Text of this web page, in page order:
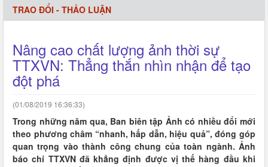
TRAO ĐỔI - THẢO LUẬN
Nâng cao chất lượng ảnh thời sự
TTXVN: Thẳng thắn nhìn nhận để tạo
đột phá
(01/08/2019 16:36:33)
Trong những năm qua, Ban biên tập Ảnh có nhiều đổi mới
theo phương châm “nhanh, hấp dẫn, hiệu quả”, đóng góp
quan trọng vào thành công chung của toàn ngành. Ảnh
báo chí TTXVN đã khẳng định được vị thế hàng đầu khi